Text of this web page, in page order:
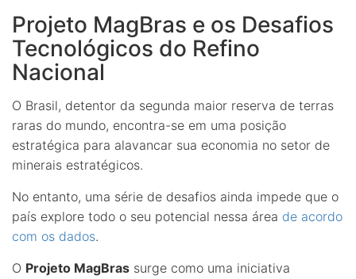
Projeto MagBras e os Desafios
Tecnológicos do Refino
Nacional
O Brasil, detentor da segunda maior reserva de terras
raras do mundo, encontra-se em uma posição
estratégica para alavancar sua economia no setor de
minerais estratégicos.
No entanto, uma série de desafios ainda impede que o
país explore todo o seu potencial nessa área de acordo
com os dados.
O Projeto MagBras surge como uma iniciativa